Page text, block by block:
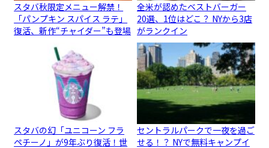
スタバ秋限定メニュー解禁！
「パンプキン スパイス ラテ」
復活、新作“チャイダー”も登場
全米が認めたベストバーガー
20選、1位はどこ？ NYから3店
がランクイン
スタバの幻「ユニコーン フラ
ペチーノ」が9年ぶり復活！世
セントラルパークで一夜を過ご
せる！？ NYで無料キャンプイ